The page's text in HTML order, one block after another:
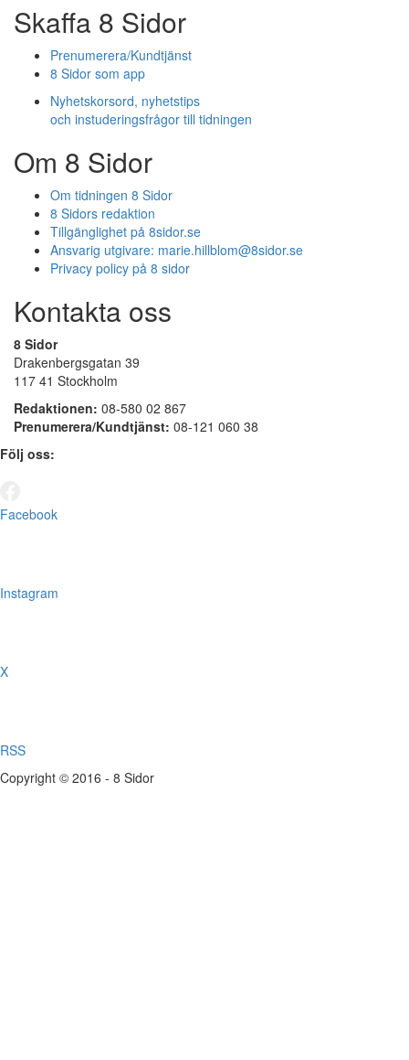
Skaffa 8 Sidor
Prenumerera/Kundtjänst
8 Sidor som app
Nyhetskorsord, nyhetstips
och instuderingsfrågor till tidningen
Om 8 Sidor
Om tidningen 8 Sidor
8 Sidors redaktion
Tillgänglighet på 8sidor.se
Ansvarig utgivare: marie.hillblom@8sidor.se
Privacy policy på 8 sidor
Kontakta oss
8 Sidor
Drakenbergsgatan 39
117 41 Stockholm
Redaktionen: 08-580 02 867
Prenumerera/Kundtjänst: 08-121 060 38
Följ oss:
Facebook
Instagram
X
RSS
Copyright © 2016 - 8 Sidor